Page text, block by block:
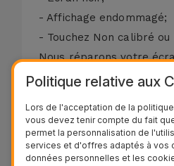
- Affichage endommagé;
- Touchez Non calibré
Nous réparons votre
Prime en seulement 20
Prime est de deux ans
tactiles et LCD.
89,95 € - TVA incluse.
Politique relative aux
Lors de l'acceptation de la
vous devez tenir compte du fait
permet la personnalisation de
services et d'offres adaptés à vos
données personnelles et les